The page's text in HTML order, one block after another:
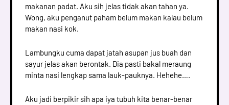
makanan padat. Aku sih jelas tidak akan tahan ya.
Wong, aku penganut paham belum makan kalau belum
makan nasi kok.
Lambungku cuma dapat jatah asupan jus buah dan
sayur jelas akan berontak. Dia pasti bakal meraung
minta nasi lengkap sama lauk-pauknya. Hehehe….
Aku jadi berpikir sih apa iya tubuh kita benar-benar